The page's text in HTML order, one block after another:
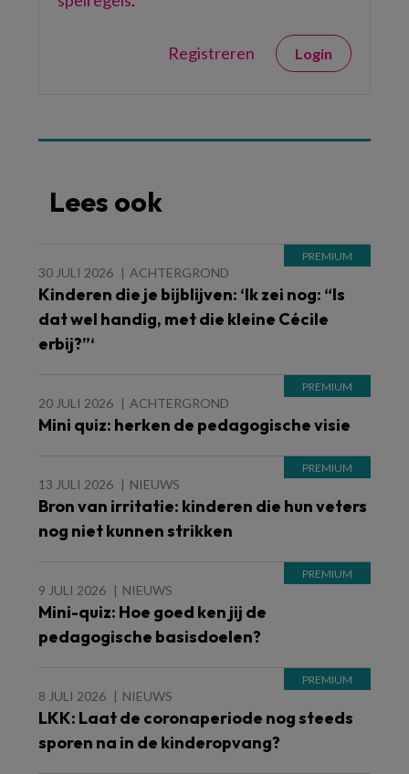
Registreren Login
Lees ook
30 JULI 2026 ACHTERGROND
Kinderen die je bijblijven: ‘Ik zei nog: “Is
dat wel handig, met die kleine Cécile
erbij?”‘
20 JULI 2026 ACHTERGROND
Mini quiz: herken de pedagogische visie
13 JULI 2026 NIEUWS
Bron van irritatie: kinderen die hun veters
nog niet kunnen strikken
9 JULI 2026 NIEUWS
Mini-quiz: Hoe goed ken jij de
pedagogische basisdoelen?
8 JULI 2026 NIEUWS
LKK: Laat de coronaperiode nog steeds
sporen na in de kinderopvang?